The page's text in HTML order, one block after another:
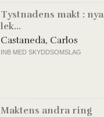
Tystnadens makt : nya
lek...
Castaneda, Carlos
INB MED SKYDDSOMSLAG
Maktens andra ring